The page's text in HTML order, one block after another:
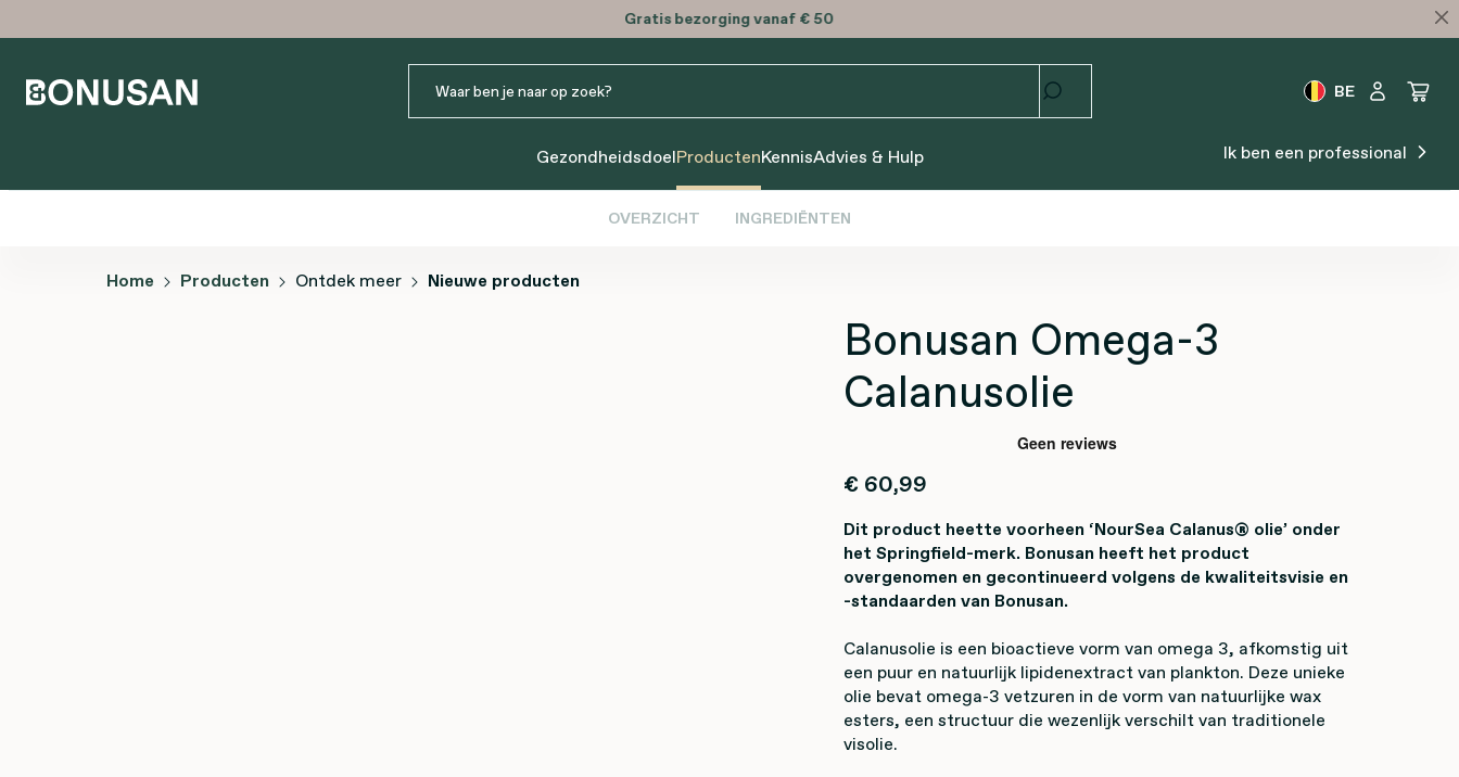
Gratisbezorging vanaf € 50
BE
GezondheidsdoelProductenKennisAdvies & Hulp Ik ben een professional
OVERZICHT INGREDIËNTEN
Home Producten Ontdek meer
Nieuwe producten
Bonusan Omega-3
Calanusolie
€ 60,99
Dit product heette voorheen ‘NourSea Calanus® olie’ onder
het Springfield-merk. Bonusan heeft het product
overgenomen en gecontinueerd volgens de kwaliteitsvisie en
-standaarden van Bonusan.
Calanusolie is een bioactieve vorm van omega 3, afkomstig uit
een puur en natuurlijk lipidenextract van plankton. Deze unieke
olie bevat omega-3 vetzuren in de vorm van natuurlijke wax
esters, een structuur die wezenlijk verschilt van traditionele
visolie.